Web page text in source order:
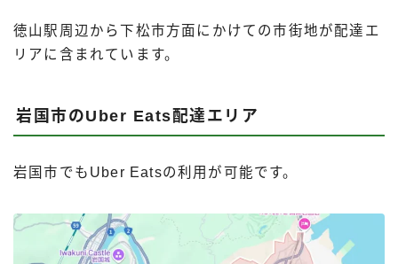
徳山駅周辺から下松市方面にかけての市街地が配達エ
リアに含まれています。
岩国市のUber Eats配達エリア
岩国市でもUber Eatsの利用が可能です。